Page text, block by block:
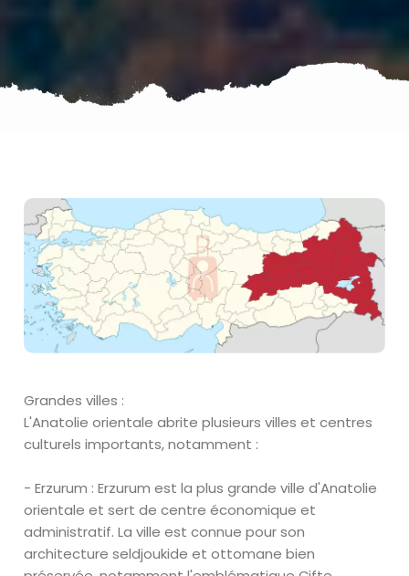
Grandes villes :
L'Anatolie orientale abrite plusieurs villes et centres
culturels importants, notamment :
- Erzurum : Erzurum est la plus grande ville d'Anatolie
orientale et sert de centre économique et
administratif. La ville est connue pour son
architecture seldjoukide et ottomane bien